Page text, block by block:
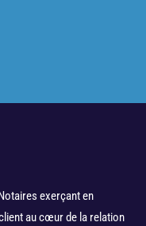
exerçant en
au cœur de la relation